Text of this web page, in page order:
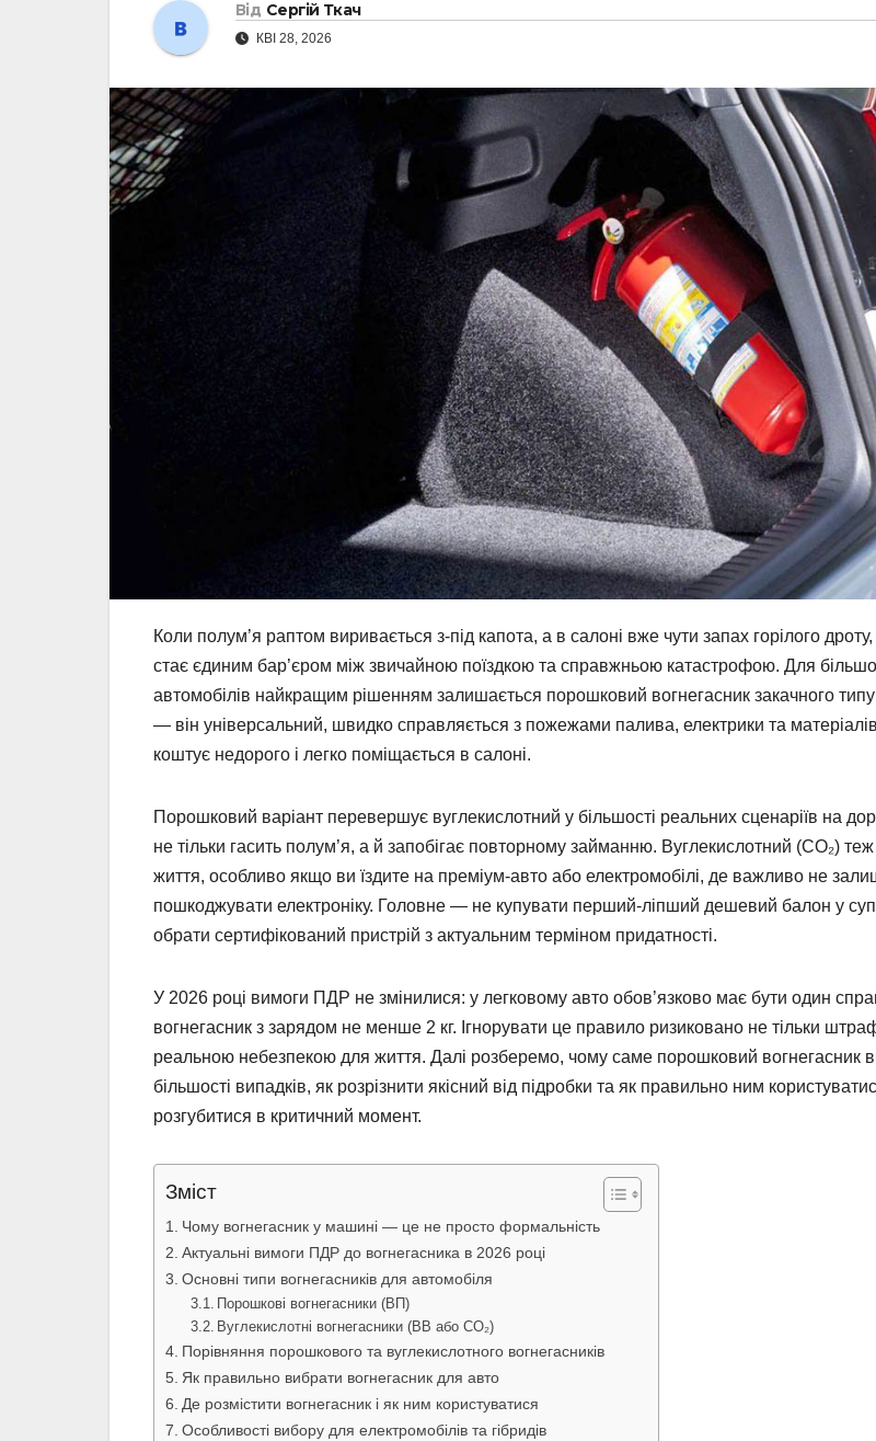
Від Сергій Ткач
КВІ 28, 2026
Коли полум’я раптом виривається з-під капота, а в салоні вже чути запах горілого
стає єдиним бар’єром між звичайною поїздкою та справжньою катастрофою. Для
автомобілів найкращим рішенням залишається порошковий вогнегасник закачного
— він універсальний, швидко справляється з пожежами палива, електрики та
коштує недорого і легко поміщається в салоні.
Порошковий варіант перевершує вуглекислотний у більшості реальних сценаріїв на
не тільки гасить полум’я, а й запобігає повторному займанню. Вуглекислотний (CO₂)
життя, особливо якщо ви їздите на преміум-авто або електромобілі, де важливо не
пошкоджувати електроніку. Головне — не купувати перший-ліпший дешевий балон у
обрати сертифікований пристрій з актуальним терміном придатності.
У 2026 році вимоги ПДР не змінилися: у легковому авто обов’язково має бути один
вогнегасник з зарядом не менше 2 кг. Ігнорувати це правило ризиковано не тільки
реальною небезпекою для життя. Далі розберемо, чому саме порошковий вогнегасник
більшості випадків, як розрізнити якісний від підробки та як правильно ним
розгубитися в критичний момент.
Зміст
Чому вогнегасник у машині — це не просто формальність
Актуальні вимоги ПДР до вогнегасника в 2026 році
Основні типи вогнегасників для автомобіля
Порошкові вогнегасники (ВП)
Вуглекислотні вогнегасники (ВВ або CO₂)
Порівняння порошкового та вуглекислотного вогнегасників
Як правильно вибрати вогнегасник для авто
Де розмістити вогнегасник і як ним користуватися
Особливості вибору для електромобілів та гібридів